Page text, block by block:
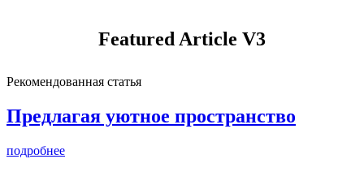
Featured Article V3
Рекомендованная статья
Предлагая уютное пространство
подробнее